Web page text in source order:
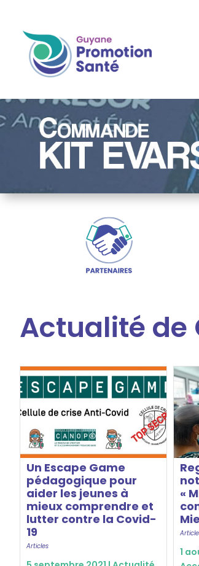
Actualité de
Un Escape Game
pédagogique pour
aider les jeunes à
mieux comprendre et
lutter contre la Covid-
19
Articles
«
1